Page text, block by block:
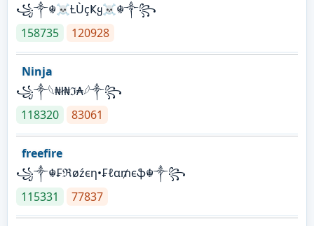
꧁༒☬☠Ƚ︎ÙçҜყ☠︎☬༒꧂
158735
120928
Ninja
꧁⁣༒𓆩₦ł₦ℑ₳𓆪༒꧂
118320
83061
freefire
꧁༒☬₣ℜøźєη•₣ℓα₥єֆ☬༒꧂
115331
77837